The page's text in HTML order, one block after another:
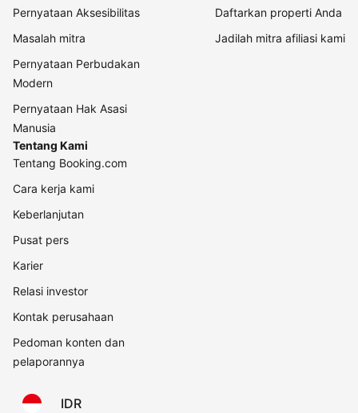
Pernyataan Aksesibilitas
Masalah mitra
Pernyataan Perbudakan
Modern
Pernyataan Hak Asasi
Manusia
Daftarkan properti Anda
Jadilah mitra afiliasi kami
Tentang Kami
Tentang Booking.com
Cara kerja kami
Keberlanjutan
Pusat pers
Karier
Relasi investor
Kontak perusahaan
Pedoman konten dan
pelaporannya
IDR